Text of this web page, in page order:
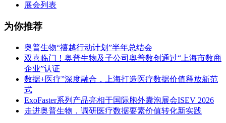
展会列表
为你推荐
奥普生物“禧越行动计划”半年总结会
双喜临门！奥普生物及子公司奥普数创通过“上海市数商
企业”认证
数据+医疗”深度融合，上海打造医疗数据价值释放新范
式
ExoFaster系列产品亮相于国际胞外囊泡展会ISEV 2026
走进奥普生物，调研医疗数据要素价值转化新实践